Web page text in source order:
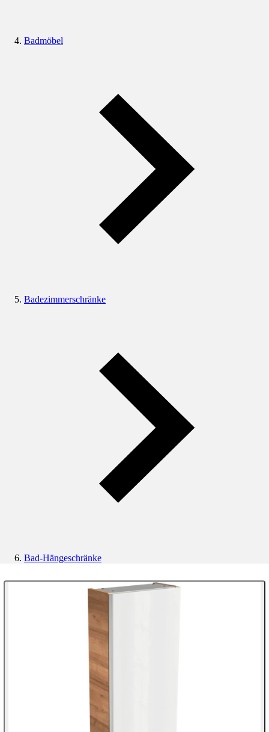
Badmöbel
Badezimmerschränke
Bad-Hängeschränke